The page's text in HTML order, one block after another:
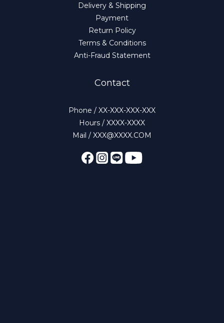
Delivery & Shipping
Payment
Return Policy
Terms & Conditions
Anti-Fraud Statement
Contact
Phone / XX-XXX-XXX-XXX
Hours / XXXX-XXXX
Mail / XXX@XXXX.COM